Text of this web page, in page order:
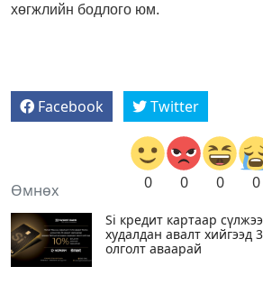
хөгжлийн бодлого юм.
Facebook Twitter
0 0 0 0
Өмнөх
Si кредит картаар сүлжээ
худалдан авалт хийгээд
олголт аваарай